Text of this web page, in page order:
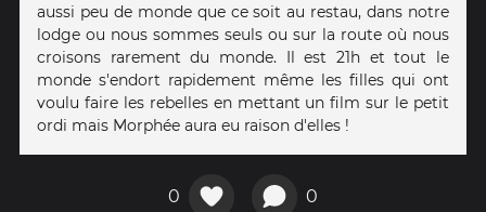
aussi peu de monde que ce soit au restau, dans notre
lodge ou nous sommes seuls ou sur la route où nous
croisons rarement du monde. Il est 21h et tout le
monde s'endort rapidement même les filles qui ont
voulu faire les rebelles en mettant un film sur le petit
ordi mais Morphée aura eu raison d'elles !
0 0